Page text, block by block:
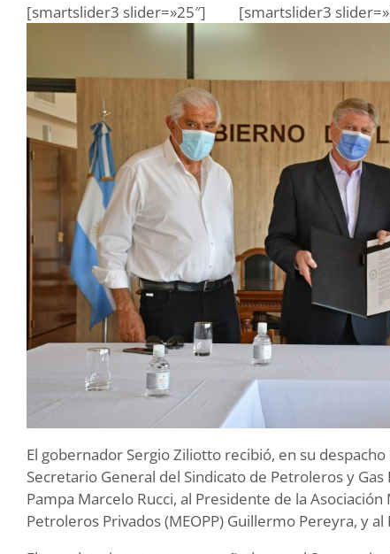
[smartslider3 slider=»25″] [smartslider3
El gobernador Sergio Ziliotto recibió, en su
Secretario General del Sindicato de Petroleros y
Pampa Marcelo Rucci, al Presidente de la
Petroleros Privados (MEOPP) Guillermo Pereyra, y